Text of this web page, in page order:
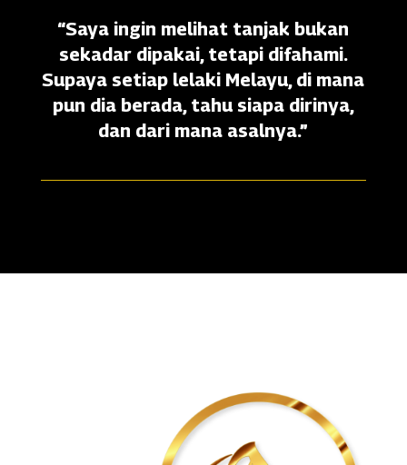
“Saya ingin melihat tanjak bukan
sekadar dipakai, tetapi difahami.
Supaya setiap lelaki Melayu, di mana
pun dia berada, tahu siapa dirinya,
dan dari mana asalnya.”